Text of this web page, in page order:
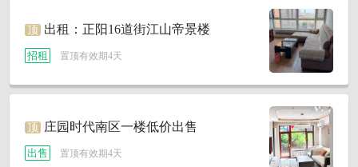
顶 出租：正阳16道街江山帝景楼
招租 置顶有效期4天
顶 庄园时代南区一楼低价出售
出售 置顶有效期4天